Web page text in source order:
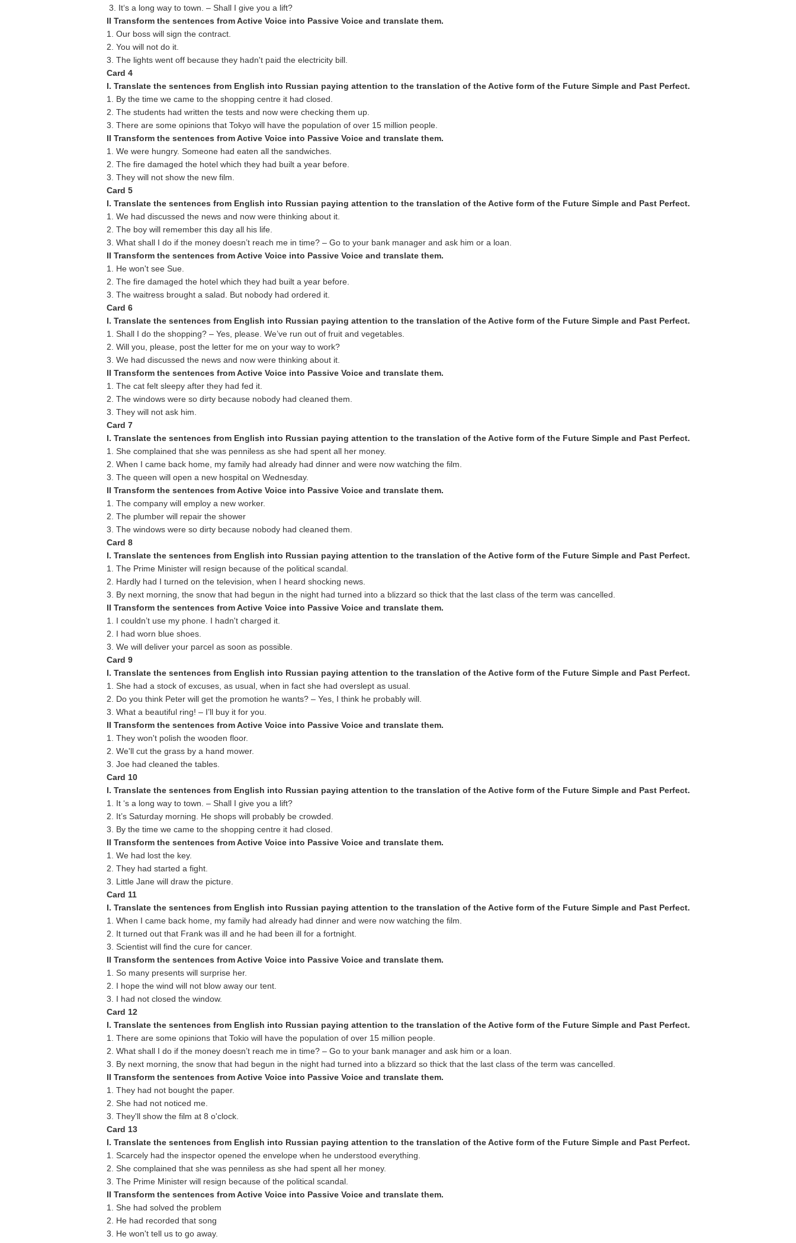
3. It‘s a long way to town. – Shall I give you a lift?
II Transform the sentences from Active Voice into Passive Voice and translate them.
1. Our boss will sign the contract.
2. You will not do it.
3. The lights went off because they hadn't paid the electricity bill.
Card 4
I. Translate the sentences from English into Russian paying attention to the translation of the Active form of the Future Simple and Past Perfect.
1. By the time we came to the shopping centre it had closed.
2. The students had written the tests and now were checking them up.
3. There are some opinions that Tokyo will have the population of over 15 million people.
II Transform the sentences from Active Voice into Passive Voice and translate them.
1. We were hungry. Someone had eaten all the sandwiches.
2. The fire damaged the hotel which they had built a year before.
3. They will not show the new film.
Card 5
I. Translate the sentences from English into Russian paying attention to the translation of the Active form of the Future Simple and Past Perfect.
1. We had discussed the news and now were thinking about it.
2. The boy will remember this day all his life.
3. What shall I do if the money doesn’t reach me in time? – Go to your bank manager and ask him or a loan.
II Transform the sentences from Active Voice into Passive Voice and translate them.
1. He won't see Sue.
2. The fire damaged the hotel which they had built a year before.
3. The waitress brought a salad. But nobody had ordered it.
Card 6
I. Translate the sentences from English into Russian paying attention to the translation of the Active form of the Future Simple and Past Perfect.
1. Shall I do the shopping? – Yes, please. We’ve run out of fruit and vegetables.
2. Will you, please, post the letter for me on your way to work?
3. We had discussed the news and now were thinking about it.
II Transform the sentences from Active Voice into Passive Voice and translate them.
1. The cat felt sleepy after they had fed it.
2. The windows were so dirty because nobody had cleaned them.
3. They will not ask him.
Card 7
I. Translate the sentences from English into Russian paying attention to the translation of the Active form of the Future Simple and Past Perfect.
1. She complained that she was penniless as she had spent all her money.
2. When I came back home, my family had already had dinner and were now watching the film.
3. The queen will open a new hospital on Wednesday.
II Transform the sentences from Active Voice into Passive Voice and translate them.
1. The company will employ a new worker.
2. The plumber will repair the shower
3. The windows were so dirty because nobody had cleaned them.
Card 8
I. Translate the sentences from English into Russian paying attention to the translation of the Active form of the Future Simple and Past Perfect.
1. The Prime Minister will resign because of the political scandal.
2. Hardly had I turned on the television, when I heard shocking news.
3. By next morning, the snow that had begun in the night had turned into a blizzard so thick that the last class of the term was cancelled.
II Transform the sentences from Active Voice into Passive Voice and translate them.
1. I couldn’t use my phone. I hadn't charged it.
2. I had worn blue shoes.
3. We will deliver your parcel as soon as possible.
Card 9
I. Translate the sentences from English into Russian paying attention to the translation of the Active form of the Future Simple and Past Perfect.
1. She had a stock of excuses, as usual, when in fact she had overslept as usual.
2. Do you think Peter will get the promotion he wants? – Yes, I think he probably will.
3. What a beautiful ring! – I’ll buy it for you.
II Transform the sentences from Active Voice into Passive Voice and translate them.
1. They won't polish the wooden floor.
2. We'll cut the grass by a hand mower.
3. Joe had cleaned the tables.
Card 10
I. Translate the sentences from English into Russian paying attention to the translation of the Active form of the Future Simple and Past Perfect.
1. It ‘s a long way to town. – Shall I give you a lift?
2. It’s Saturday morning. He shops will probably be crowded.
3. By the time we came to the shopping centre it had closed.
II Transform the sentences from Active Voice into Passive Voice and translate them.
1. We had lost the key.
2. They had started a fight.
3. Little Jane will draw the picture.
Card 11
I. Translate the sentences from English into Russian paying attention to the translation of the Active form of the Future Simple and Past Perfect.
1. When I came back home, my family had already had dinner and were now watching the film.
2. It turned out that Frank was ill and he had been ill for a fortnight.
3. Scientist will find the cure for cancer.
II Transform the sentences from Active Voice into Passive Voice and translate them.
1. So many presents will surprise her.
2. I hope the wind will not blow away our tent.
3. I had not closed the window.
Card 12
I. Translate the sentences from English into Russian paying attention to the translation of the Active form of the Future Simple and Past Perfect.
1. There are some opinions that Tokio will have the population of over 15 million people.
2. What shall I do if the money doesn’t reach me in time? – Go to your bank manager and ask him or a loan.
3. By next morning, the snow that had begun in the night had turned into a blizzard so thick that the last class of the term was cancelled.
II Transform the sentences from Active Voice into Passive Voice and translate them.
1. They had not bought the paper.
2. She had not noticed me.
3. They'll show the film at 8 o'clock.
Card 13
I. Translate the sentences from English into Russian paying attention to the translation of the Active form of the Future Simple and Past Perfect.
1. Scarcely had the inspector opened the envelope when he understood everything.
2. She complained that she was penniless as she had spent all her money.
3. The Prime Minister will resign because of the political scandal.
II Transform the sentences from Active Voice into Passive Voice and translate them.
1. She had solved the problem
2. He had recorded that song
3. He won't tell us to go away.